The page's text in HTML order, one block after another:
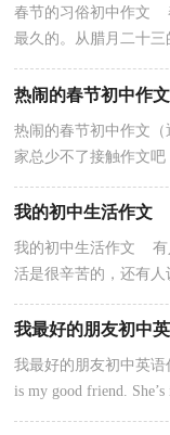
春节的习俗初中作文
最久的。从腊月二十
让人热闹了一个月。
热闹的春节初中作文
热闹的春节初中作文
家总少不了接触作文
我的初中生活作文
我的初中生活作文 有
活是很辛苦的，还有
理的我的初中生活作
我最好的朋友初中
我最好的朋友初中英
is my good friend.
She’s a model student.